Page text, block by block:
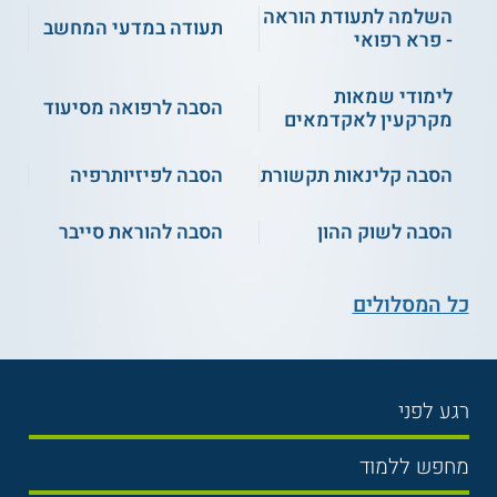
מעת לעת. המידע המוצג כאן נכתב ונערך על ידי
צוות האתר. למען הסר ספק בין האתר למוסד
הלימודים לא מתקיים קשר מכל סוג שהוא.
האקדמית לחינוך
השלמה לתעודת הוראה
- פרא רפואי
תעודה במדעי המחשב
לימודי שמאות
מקרקעין לאקדמאים
הסבה לרפואה מסיעוד
הסבה קלינאות תקשורת
הסבה לפיזיותרפיה
הסבה לשוק ההון
הסבה להוראת סייבר
כל המסלולים
רגע לפני
בחירת לימודים
מחפש ללמוד